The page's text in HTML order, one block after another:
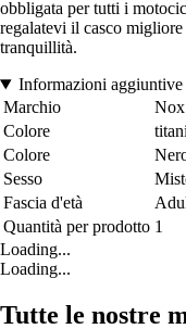
obbligata per tutti i
regalatevi il casco
tranquillità.
Informazioni aggiuntive
Marchio
Nox
Colore
Colore
Sesso
Fascia d'età
Quantità per prodotto 1
Loading...
Loading...
Tutte le nostre